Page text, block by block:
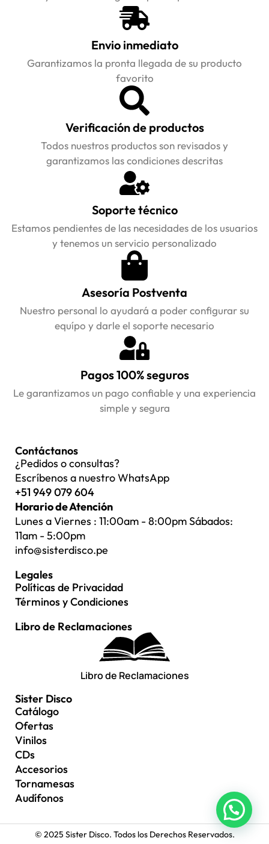
Envio inmediato
Garantizamos la pronta llegada de su producto
favorito
Verificación de productos
Todos nuestros productos son revisados y
garantizamos las condiciones descritas
Soporte técnico
Estamos pendientes de las necesidades de los usuarios
y tenemos un servicio personalizado
Asesoría Postventa
Nuestro personal lo ayudará a poder configurar su
equípo y darle el soporte necesario
Pagos 100% seguros
Le garantizamos un pago confiable y una experiencia
simple y segura
Contáctanos
¿Pedidos o consultas?
Escríbenos a nuestro WhatsApp
+51 949 079 604
Horario de Atención
Lunes a Viernes : 11:00am - 8:00pm Sábados:
11am - 5:00pm
info@sisterdisco.pe
Legales
Políticas de Privacidad
Términos y Condiciones
Libro de Reclamaciones
Libro de Reclamaciones
Sister Disco
Catálogo
Ofertas
Vinilos
CDs
Accesorios
Tornamesas
Audífonos
© 2025 Sister Disco. Todos los Derechos Reservados.